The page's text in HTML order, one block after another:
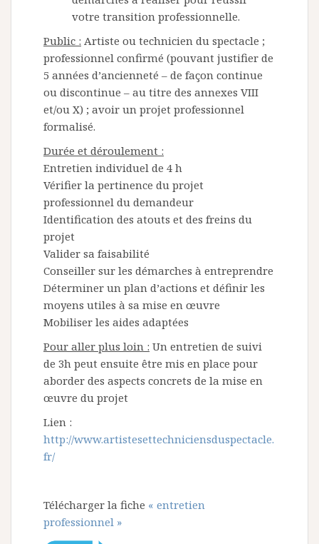
votre transition professionnelle.
Public : Artiste ou technicien du spectacle ;
professionnel confirmé (pouvant justifier de
5 années d’ancienneté – de façon continue
ou discontinue – au titre des annexes VIII
et/ou X) ; avoir un projet professionnel
formalisé.
Durée et déroulement :
Entretien individuel de 4 h
Vérifier la pertinence du projet
professionnel du demandeur
Identification des atouts et des freins du
projet
Valider sa faisabilité
Conseiller sur les démarches à entreprendre
Déterminer un plan d’actions et définir les
moyens utiles à sa mise en œuvre
Mobiliser les aides adaptées
Pour aller plus loin : Un entretien de suivi
de 3h peut ensuite être mis en place pour
aborder des aspects concrets de la mise en
œuvre du projet
Lien :
http://www.artistesettechniciensduspectacle.
fr/
Télécharger la fiche « entretien
professionnel »